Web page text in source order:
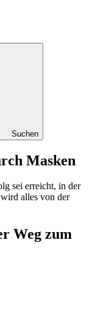
Suchen
Masken
sei erreicht, in der
alles von der
Weg zum